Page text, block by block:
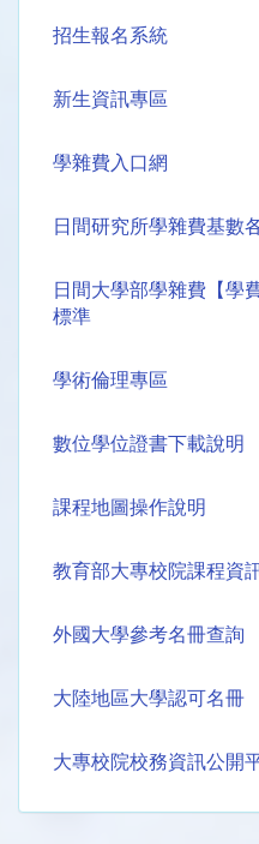
招生報名系統
新生資訊專區
學雜費入口網
日間研究所學雜費基數
日間大學部學雜費【學
標準
學術倫理專區
數位學位證書下載說明
課程地圖操作說明
教育部大專校院課程資
外國大學參考名冊查詢
大陸地區大學認可名冊
大專校院校務資訊公開